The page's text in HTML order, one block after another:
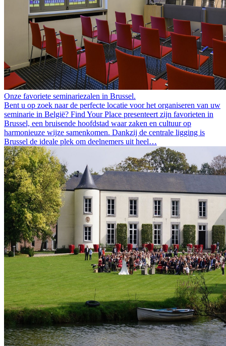
Onze favoriete seminariezalen in Brussel.
Bent u op zoek naar de perfecte locatie voor het organiseren van uw
seminarie in België? Find Your Place presenteert zijn favorieten in
Brussel, een bruisende hoofdstad waar zaken en cultuur op
harmonieuze wijze samenkomen. Dankzij de centrale ligging is
Brussel de ideale plek om deelnemers uit heel…